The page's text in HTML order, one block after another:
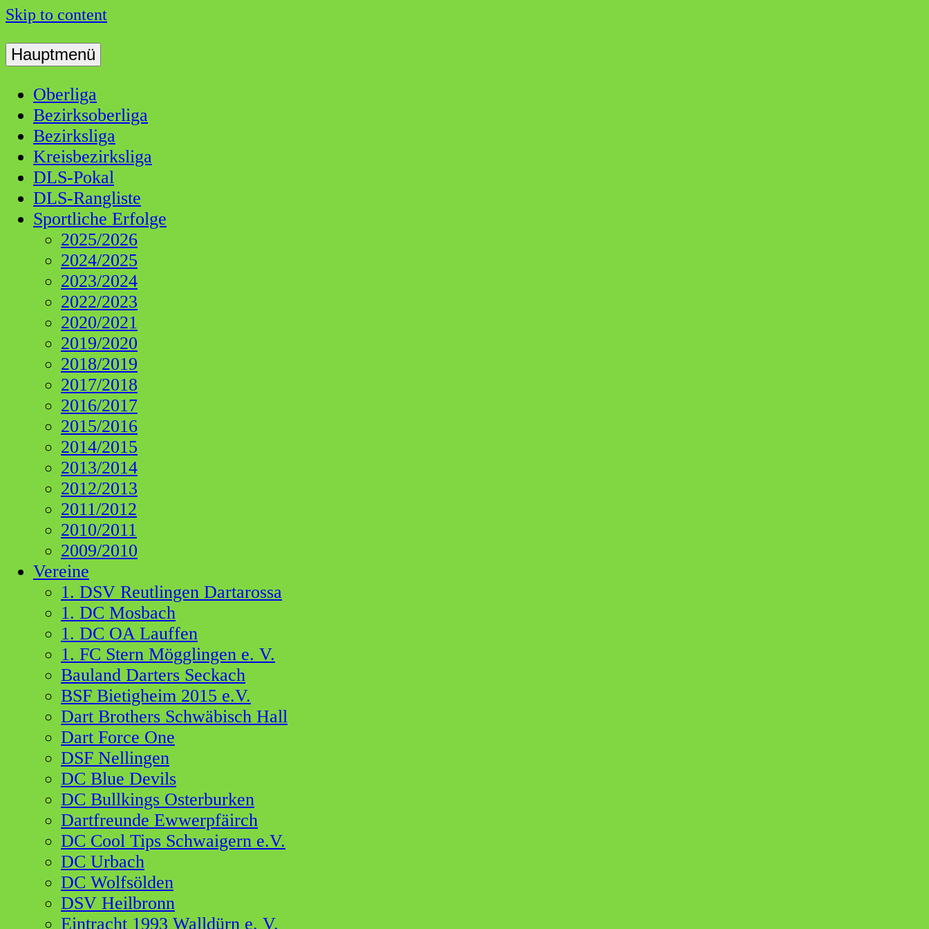
Skip to content
DLS
Dart Liga Schwaben
Hauptmenü
Oberliga
Bezirksoberliga
Bezirksliga
Kreisbezirksliga
DLS-Pokal
DLS-Rangliste
Sportliche Erfolge
2025/2026
2024/2025
2023/2024
2022/2023
2020/2021
2019/2020
2018/2019
2017/2018
2016/2017
2015/2016
2014/2015
2013/2014
2012/2013
2011/2012
2010/2011
2009/2010
Vereine
1. DSV Reutlingen Dartarossa
1. DC Mosbach
1. DC OA Lauffen
1. FC Stern Mögglingen e. V.
Bauland Darters Seckach
BSF Bietigheim 2015 e.V.
Dart Brothers Schwäbisch Hall
Dart Force One
DSF Nellingen
DC Blue Devils
DC Bullkings Osterburken
Dartfreunde Ewwerpfäirch
DC Cool Tips Schwaigern e.V.
DC Urbach
DC Wolfsölden
DSV Heilbronn
Eintracht 1993 Walldürn e. V.